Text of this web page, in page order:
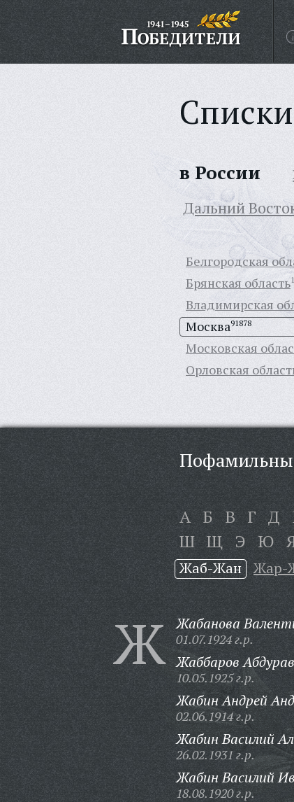
в России
Дальний
Белгородская
Брянская область
Владимирская
Москва91878
Московская
Орловская
А Б В Г Д
Ш Щ Э Ю
Жаб-Жан Жар-
Ж Жабанова
01.07.1924 г.р.
Жаббаров
10.05.1925 г.р.
Жабин Андрей
02.06.1914 г.р.
Жабин Василий
26.02.1931 г.р.
Жабин Василий
18.08.1920 г.р.